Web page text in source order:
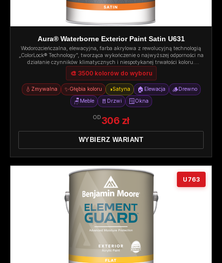
Aura® Waterborne Exterior Paint Satin U631
Wodorozcieńczalna, elewacyjna, farba akrylowa z rewolucyjną technologią
„ColorLock® Technology”, tworząca wykończenie o najwyższej odporności na
działanie czynników klimatycznych i niespotykanej trwałości koloru.
🎨 3500 kolorów do wyboru
💧 Zmywalna ✨Głębia koloru ◑Satyna 🏠 Elewacja 🪵Drewno
🪑 Meble 🚪 Drzwi 🪟 Okna
OD306 zł
WYBIERZ WARIANT
U763